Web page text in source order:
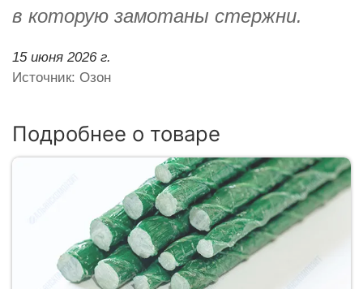
в которую замотаны стержни.
15 июня 2026 г.
Источник: Озон
Подробнее о товаре